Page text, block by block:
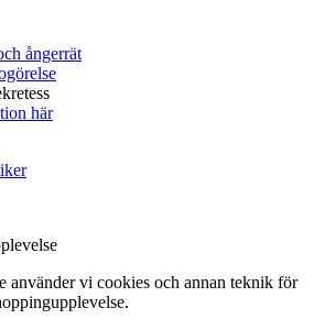
ångerrät
här
använder vi cookies och annan teknik för